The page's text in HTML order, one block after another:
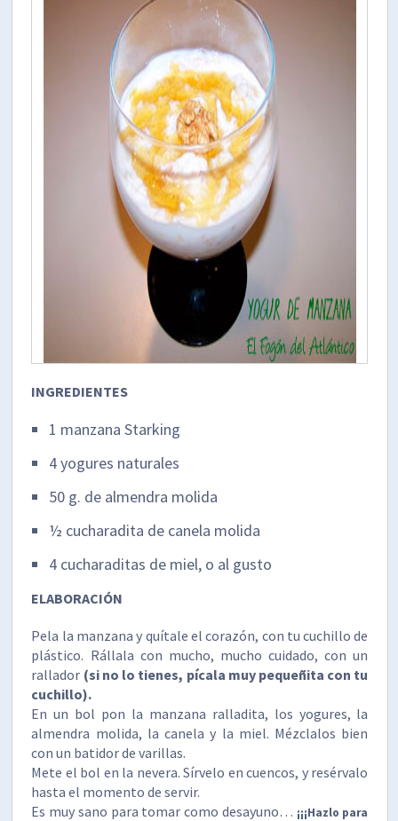
INGREDIENTES
1 manzana Starking
4 yogures naturales
50 g. de almendra molida
½ cucharadita de canela molida
4 cucharaditas de miel, o al gusto
ELABORACIÓN
Pela la manzana y quítale el corazón, con tu cuchillo de
plástico. Rállala con mucho, mucho cuidado, con un
rallador (si no lo tienes, pícala muy pequeñita con tu
cuchillo).
En un bol pon la manzana ralladita, los yogures, la
almendra molida, la canela y la miel. Mézclalos bien
con un batidor de varillas.
Mete el bol en la nevera. Sírvelo en cuencos, y resérvalo
hasta el momento de servir.
Es muy sano para tomar como desayuno… ¡¡¡Hazlo para